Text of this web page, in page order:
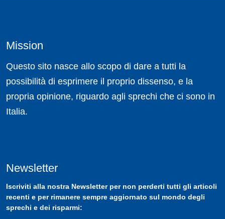
Mission
Questo sito nasce allo scopo di dare a tutti la
possibilità di esprimere il proprio dissenso, e la
propria opinione, riguardo agli sprechi che ci sono in
Italia.
Newsletter
Iscriviti alla nostra Newsletterper non perderti tutti gli articoli
recenti e per rimanere sempre aggiornato sul mondo degli
sprechi e dei risparmi: